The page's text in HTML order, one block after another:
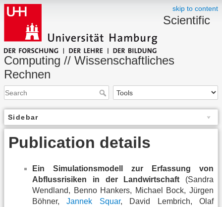
skip to content
Scientific
Computing // Wissenschaftliches
Rechnen
Sidebar
Publication details
Ein Simulationsmodell zur Erfassung von
Abflussrisiken in der Landwirtschaft (Sandra
Wendland, Benno Hankers, Michael Bock, Jürgen
Böhner,Jannek Squar, David Lembrich, Olaf